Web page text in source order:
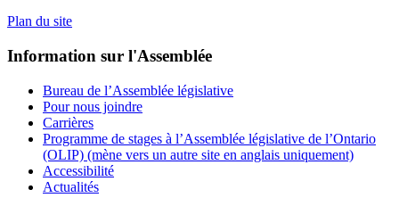
Plan du site
Information sur l'Assemblée
Bureau de l’Assemblée législative
Pour nous joindre
Carrières
Programme de stages à l’Assemblée législative de l’Ontario
(OLIP) (mène vers un autre site en anglais uniquement)
Accessibilité
Actualités